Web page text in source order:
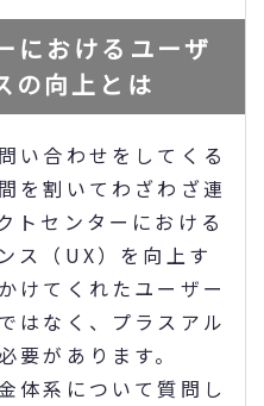
におけるユーザ
の向上とは
い合わせをしてくる
を割いてわざわざ連
トセンターにおける
ス（UX）を向上す
けてくれたユーザー
はなく、プラスアル
要があります。
体系について質問し